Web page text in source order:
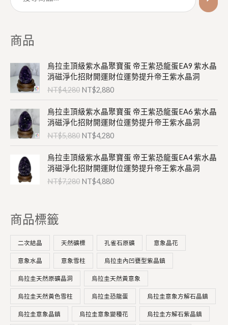
商品
烏拉圭頂級紫水晶聚寶蛋 帝王紫恐龍蛋EA9 紫水晶
消磁淨化招財開運財位運勢提升帝王紫水晶洞
NT$4,280
原
始
價
格
N
T
$
4
,
2
8
NT$2,880
目
前
價
格
N
T
$
2
,
8
8
烏拉圭頂級紫水晶聚寶蛋 帝王紫恐龍蛋EA6 紫水晶
消磁淨化招財開運財位運勢提升帝王紫水晶洞
NT$5,880
原
始
價
格
N
T
$
0
。
NT$4,280
目
前
價
格
N
T
$
0
。
烏拉圭頂級紫水晶聚寶蛋 帝王紫恐龍蛋EA4 紫水晶
消磁淨化招財開運財位運勢提升帝王紫水晶洞
NT$7,280
原
始
價
格
7
,
2
8
。
NT$4,880
目
前
價
格
4
,
8
8
0
。
商品標籤
二次結晶 天然礦標 孔雀石原礦 意象晶花
意象水晶 意象雪柱 烏拉圭內凹甕型紫晶鎮
烏拉圭天然原礦晶洞 烏拉圭天然黃意象
烏拉圭天然黃色雪柱 烏拉圭恐龍蛋 烏拉圭意象方解石晶鎮
烏拉圭意象晶鎮 烏拉圭意象變種花 烏拉圭方解石紫晶鎮